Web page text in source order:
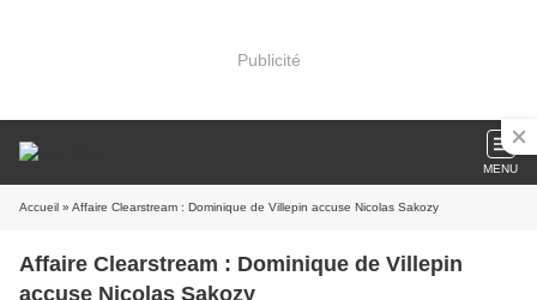
Publicité
MENU
Accueil » Affaire Clearstream : Dominique de Villepin accuse Nicolas Sakozy
Affaire Clearstream : Dominique de Villepin
accuse Nicolas Sakozy